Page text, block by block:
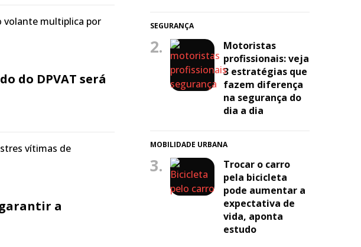
volante multiplica por
do DPVAT será
vítimas de
a
SEGURANÇA
2.
Motoristas
profissionais: veja
3 estratégias que
fazem diferença
na segurança do
dia a dia
MOBILIDADE URBANA
3.
Trocar o carro
pela bicicleta
pode aumentar a
expectativa de
vida, aponta
estudo